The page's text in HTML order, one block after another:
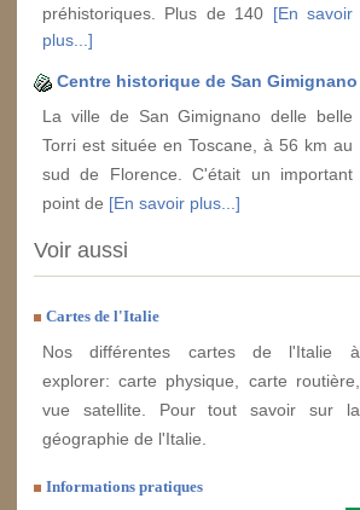
préhistoriques. Plus de 140 [En savoir
plus...]
Centre historique de San Gimignano
La ville de San Gimignano delle belle
Torri est située en Toscane, à 56 km au
sud de Florence. C'était un important
point de [En savoir plus...]
Voir aussi
Cartes de l'Italie
Nos différentes cartes de l'Italie à
explorer: carte physique, carte routière,
vue satellite. Pour tout savoir sur la
géographie de l'Italie.
Informations pratiques